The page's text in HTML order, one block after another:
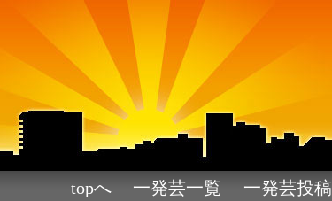
topへ 一発芸一覧 一発芸投稿